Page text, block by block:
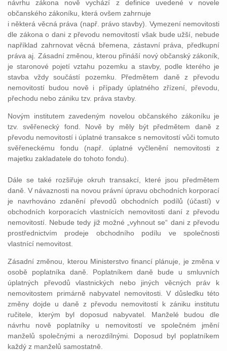
návrhu zákona nově vychází z definice uvedené v novele
občanského zákoníku, která ovšem zahrnuje
i některá věcná práva (např. právo stavby). Vymezení nemovitosti
dle zákona o dani z převodu nemovitostí však bude užší, nebude
například zahrnovat věcná břemena, zástavní práva, předkupní
práva aj. Zásadní změnou, kterou přináší nový občanský zákoník,
je staronové pojetí vztahu pozemku a stavby, podle kterého je
stavba vždy součástí pozemku. Předmětem daně z převodu
nemovitostí budou nově i případy úplatného zřízení, převodu,
přechodu nebo zániku tzv. práva stavby.
Novým institutem zavedeným novelou občanského zákoníku je
tzv. svěřenecký fond. Nově by měly být předmětem daně z
převodu nemovitostí i úplatné transakce s nemovitostí vůči tomuto
svěřeneckému fondu (např. úplatné vyčlenění nemovitosti z
majetku zakladatele do tohoto fondu).
Dále se také rozšiřuje okruh transakcí, které jsou předmětem
daně. V návaznosti na novou právní úpravu obchodních korporací
je navrhováno zdanění převodů obchodních podílů (účastí) v
obchodních korporacích vlastnících nemovitosti daní z převodu
nemovitostí. Nebude tedy již možné „vyhnout se“ dani z převodu
prostřednictvím prodeje obchodního podílu ve společnosti
vlastnící nemovitost.
Zásadní změnou, kterou Ministerstvo financí plánuje, je změna v
osobě poplatníka daně. Poplatníkem daně bude u smluvních
úplatných převodů vlastnických nebo jiných věcných práv k
nemovitostem primárně nabyvatel nemovitosti. V důsledku této
změny dojde u daně z převodu nemovitostí k zániku institutu
ručitele, kterým byl doposud nabyvatel. Manželé budou dle
návrhu nově poplatníky u nemovitostí ve společném jmění
manželů společnými a nerozdílnými. Doposud byl poplatníkem
každý z manželů samostatně.